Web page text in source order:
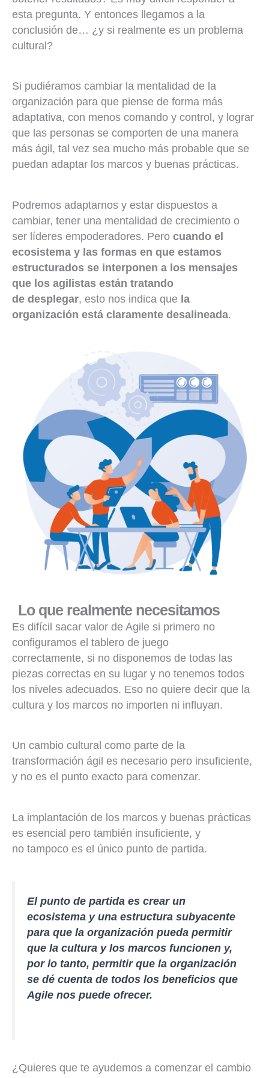
esta pregunta. Y entonces llegamos a la
conclusión de… ¿y si realmente es un problema
cultural?
Si pudiéramos cambiar la mentalidad de la
organización para que piense de forma más
adaptativa, con menos comando y control, y lograr
que las personas se comporten de una manera
más ágil, tal vez sea mucho más probable que se
puedan adaptar los marcos y buenas prácticas.
Podremos adaptarnos y estar dispuestos a
cambiar, tener una mentalidad de crecimiento o
ser líderes empoderadores. Pero cuando el
ecosistema y las formas en que estamos
estructurados se interponen a los mensajes
que los agilistas están tratando
de desplegar, esto nos indica que la
organización está claramente desalineada.
Lo que realmente necesitamos
Es difícil sacar valor de Agile si primero no
configuramos el tablero de juego
correctamente, si no disponemos de todas las
piezas correctas en su lugar y no tenemos todos
los niveles adecuados. Eso no quiere decir que la
cultura y los marcos no importen ni influyan.
Un cambio cultural como parte de la
transformación ágil es necesario pero insuficiente,
y no es el punto exacto para comenzar.
La implantación de los marcos y buenas prácticas
es esencial pero también insuficiente, y
no tampoco es el único punto de partida.
El punto de partida es crear un
ecosistema y una estructura subyacente
para que la organización pueda permitir
que la cultura y los marcos funcionen y,
por lo tanto, permitir que la organización
se dé cuenta de todos los beneficios que
Agile nos puede ofrecer.
¿Quieres que te ayudemos a comenzar el cambio